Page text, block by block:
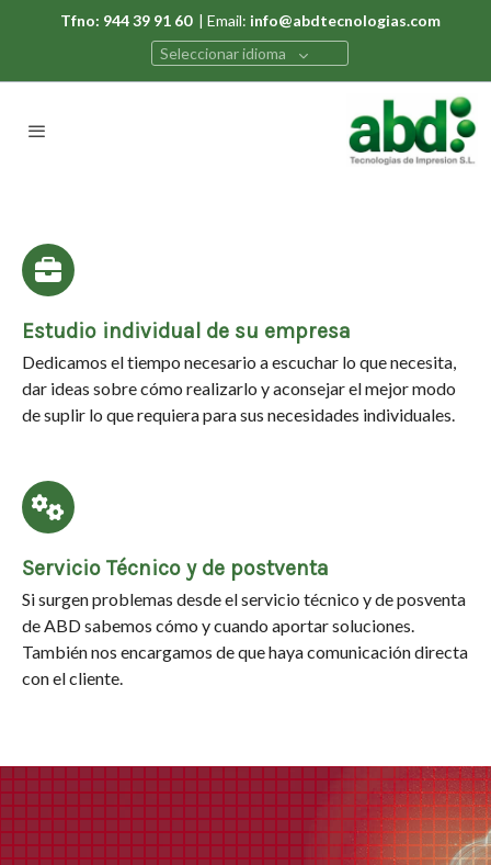
Tfno: 944 39 91 60| Email: info@abdtecnologias.com
Seleccionar idioma
Estudio individual de su empresa
Dedicamos el tiempo necesario a escuchar lo que necesita,
dar ideas sobre cómo realizarlo y aconsejar el mejor modo
de suplir lo que requiera para sus necesidades individuales.
Servicio Técnico y de postventa
Si surgen problemas desde el servicio técnico y de posventa
de ABD sabemos cómo y cuando aportar soluciones.
También nos encargamos de que haya comunicación directa
con el cliente.